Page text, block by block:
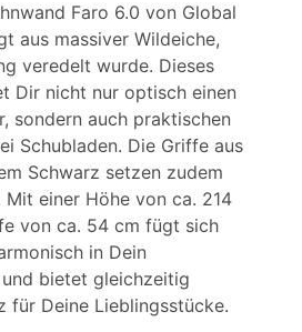
Faro 6.0 von Global
aus massiver Wildeiche,
veredelt wurde. Dieses
Dir nicht nur optisch einen
sondern auch praktischen
Schubladen. Die Griffe aus
Schwarz setzen zudem
einer Höhe von ca. 214
von ca. 54 cm fügt sich
in Dein
bietet gleichzeitig
für Deine Lieblingsstücke.